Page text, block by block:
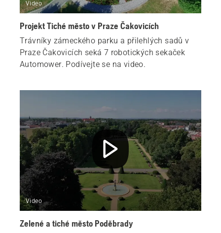
Video
Projekt Tiché město v Praze Čakovicích
Trávníky zámeckého parku a přilehlých sadů v
Praze Čakovicích seká 7 robotických sekaček
Automower. Podívejte se na video.
Video
Zelené a tiché město Poděbrady